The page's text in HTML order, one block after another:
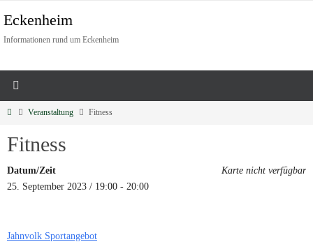
Eckenheim
Informationen rund um Eckenheim
Veranstaltung Fitness
Fitness
Karte nicht verfügbar
Datum/Zeit
25. September 2023 / 19:00 - 20:00
Jahnvolk Sportangebot